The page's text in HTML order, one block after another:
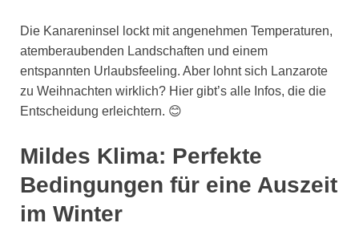
Die Kanareninsel lockt mit angenehmen Temperaturen,
atemberaubenden Landschaften und einem
entspannten Urlaubsfeeling. Aber lohnt sich Lanzarote
zu Weihnachten wirklich? Hier gibt’s alle Infos, die die
Entscheidung erleichtern. 😊
Mildes Klima: Perfekte
Bedingungen für eine Auszeit
im Winter